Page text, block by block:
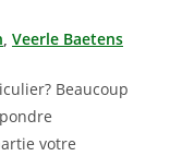
, Veerle Baetens
Beaucoup
votre